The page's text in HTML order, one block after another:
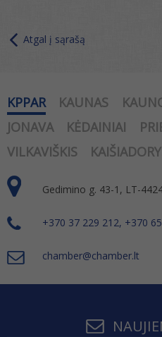
Atgal į sąrašą
KPPAR KAUNAS
JONAVA
KĖDAINIAI
VILKAVIŠKIS
Gedimino g. 43-1, LT-
+370 37 229 212, +370
chamber@chamber.lt